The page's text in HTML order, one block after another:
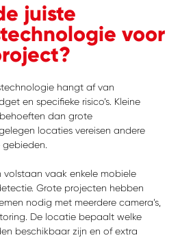
juiste
voor
hangt af van
en specifieke risico’s. Kleine
dan grote
locaties vereisen andere
vaak enkele mobiele
Grote projecten hebben
nodig met meerdere camera’s,
De locatie bepaalt welke
beschikbaar zijn en of extra